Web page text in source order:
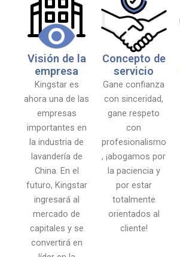
Visión de la
empresa
Kingstar es
ahora una de las
empresas
importantes en
la industria de
lavandería de
China. En el
futuro, Kingstar
ingresará al
mercado de
capitales y se
convertirá en
Concepto de
servicio
Gane confianza
con sinceridad,
gane respeto
con
profesionalismo
, ¡abogamos por
la paciencia y
por estar
totalmente
orientados al
cliente!